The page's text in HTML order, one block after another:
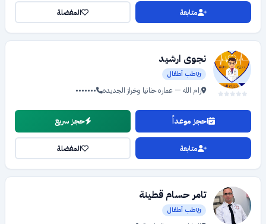
متابعة المفضلة
نجوى ارشيد
طب أطفال
رام الله — عماره حنانيا وخراز الجديده •••••••
احجز موعداً حجز سريع
متابعة المفضلة
تامر حسام قطينة
طب أطفال